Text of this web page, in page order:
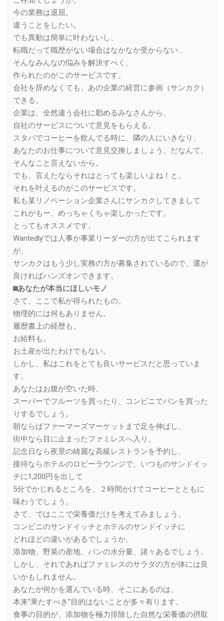
今の業務は退屈。
違うことをしたい。
でも異動は簡単に叶わないし、
転職だって職歴がない場合はなかなか受からない…
そんなみんなの悩みを解決すべく、
作られたのがこのサービスです。
会社を辞めなくても、あの企業の経営に参画（サンカク）
できる。
企業は、全然違う会社に勤めるみなさんから、
自社のサービスについて意見をもらえる。
スタバでコーヒーを飲んでる時に、隣の人にいきなり、
あなたのお仕事について意見交換しましょう、だなんて、
そんなこと言えないから。
でも、言えたならそれはとっても楽しいよね！と。
それを叶えるのがこのサービスです。
私も某リノベーション企業さんにサンカクしてきまして
これがもー、めっちゃくちゃ楽しかったです。
とってもオススメです。
Wantedlyでは人事か事業リーダーの方が出てこられます
が、
サンカクはもう少し実務の方が募集されているので、運が
良ければハンズオンできます。
⬛︎あなたが本当にほしいモノ
さて、ここで私が得られたもの。
物理的には何もありません。
履歴書上の経歴も。
お給料も。
お土産が出たわけでもない。
しかし、私はこれをとても良いサービスだと思っていま
す。
あなたはお腹が空いた時、
スーパーでフルーツを買ったり、コンビニでパンを買った
りするでしょう。
朝ならばファーマーズマーケットまで足を伸ばし、
街中なら目に止まったファミレスへ入り、
記念日なら夜景の綺麗な高級レストランを予約し、
接待ならホテルのロビーラウンジで、いつものサンドイッ
チに1,200円を出して
5分でかじれるところを、２時間かけてコーヒーとともに
味わうでしょう。
さて、ではここで栄養価だけを考えてみましょう。
コンビニのサンドイッチとホテルのサンドイッチに
どれほどの違いがあるでしょうか。
添加物、野菜の産地、パンの水分量、諸々あるでしょう。
しかし、それであればファミレスのサラダの方が体には良
いかもしれません。
あなたが何かを選んでいる時、そこにあるのは、
本来”果たすべき”目的はないことが多々有ります。
食事の目的が、添加物を極力排除した自然な栄養価の摂取